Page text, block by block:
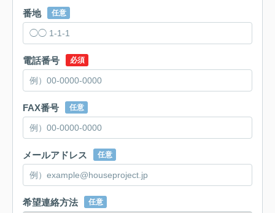
番地 任意
電話番号 必須
FAX番号 任意
メールアドレス 任意
希望連絡方法 任意